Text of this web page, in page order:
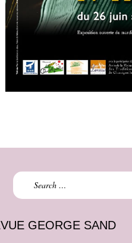
Search
for:
GEORGE SAND